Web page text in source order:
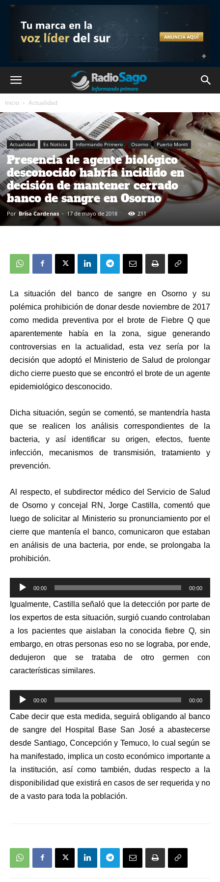
Inicio Actualidad
Actualidad Es Noticia Informando Primero Osorno Puerto Montt
Presencia de agente biológico
desconocido habría incidido en
decisión de mantener cerrado
banco de sangre en Osorno
Por Brisa Cardenas - 17 de mayo de 2018 211
La situación del banco de sangre en Osorno y su
polémica prohibición de donar desde noviembre de 2017
como medida preventiva por el brote de Fiebre Q que
aparentemente había en la zona, sigue generando
controversias en la actualidad, esta vez sería por la
decisión que adoptó el Ministerio de Salud de prolongar
dicho cierre puesto que se encontró el brote de un agente
epidemiológico desconocido.
Dicha situación, según se comentó, se mantendría hasta
que se realicen los análisis correspondientes de la
bacteria, y así identificar su origen, efectos, fuente
infección, mecanismos de transmisión, tratamiento y
prevención.
Al respecto, el subdirector médico del Servicio de Salud
de Osorno y concejal RN, Jorge Castilla, comentó que
luego de solicitar al Ministerio su pronunciamiento por el
cierre que mantenía el banco, comunicaron que estaban
en análisis de una bacteria, por ende, se prolongaba la
prohibición.
Reproductor
de
audio
00:00 00:00
Igualmente, Castilla señaló que la detección por parte de
los expertos de esta situación, surgió cuando controlaban
a los pacientes que aislaban la conocida fiebre Q, sin
embargo, en otras personas eso no se lograba, por ende,
dedujeron que se trataba de otro germen con
características similares.
Reproductor
de
audio
00:00 00:00
Cabe decir que esta medida, seguirá obligando al banco
de sangre del Hospital Base San José a abastecerse
desde Santiago, Concepción y Temuco, lo cual según se
ha manifestado, implica un costo económico importante a
la institución, así como también, dudas respecto a la
disponibilidad que existirá en casos de ser requerida y no
de a vasto para toda la población.